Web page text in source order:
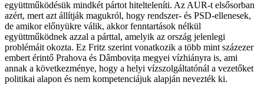
együttműködésük mindkét pártot hitelteleníti. Az AUR-t elsősorban
azért, mert azt állítják magukról, hogy rendszer- és PSD-ellenesek,
de amikor előnyükre válik, akkor fenntartások nélkül
együttműködnek azzal a párttal, amelyik az ország jelenlegi
problémáit okozta. Ez Fritz szerint vonatkozik a több mint százezer
embert érintő Prahova és Dâmbovița megyei vízhiányra is, ami
annak a következménye, hogy a helyi vízszolgáltatónál a vezetőket
politikai alapon és nem kompetenciájuk alapján nevezték ki.